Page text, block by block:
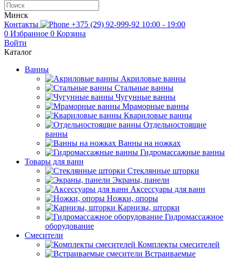
Минск
Контакты
+375 (29) 92-999-92 10:00 - 19:00
0 Избранное 0 Корзина
Войти
Каталог
Ванны
Акриловые ванны
Стальные ванны
Чугунные ванны
Мраморные ванны
Квариловые ванны
Отдельностоящие
ванны
Ванны на ножках
Гидромассажные ванны
Товары для ванн
Стеклянные шторки
Экраны, панели
Аксессуары для ванн
Ножки, опоры
Карнизы, шторки
Гидромассажное
оборудование
Смесители
Комплекты смесителей
Встраиваемые